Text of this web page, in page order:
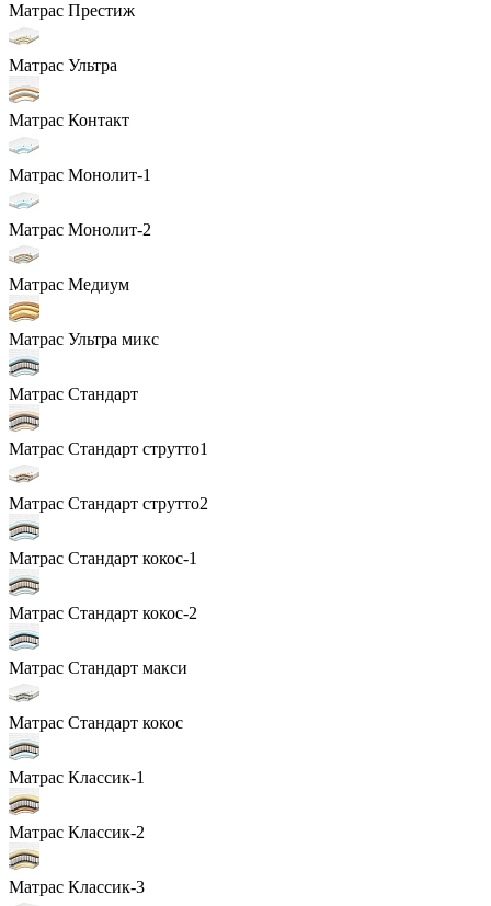
Матрас Престиж
Матрас Ультра
Матрас Контакт
Матрас Монолит-1
Матрас Монолит-2
Матрас Медиум
Матрас Ультра микс
Матрас Стандарт
Матрас Стандарт струтто1
Матрас Стандарт струтто2
Матрас Стандарт кокос-1
Матрас Стандарт кокос-2
Матрас Стандарт макси
Матрас Стандарт кокос
Матрас Классик-1
Матрас Классик-2
Матрас Классик-3